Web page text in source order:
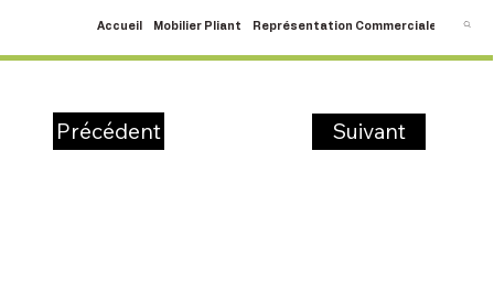
Accueil Mobilier Pliant Représentation Commerciale SAV
Précédent Suivant